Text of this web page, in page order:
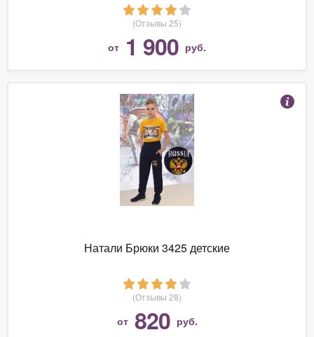
(Отзывы 25)
от 1 900 руб.
Натали Брюки 3425 детские
(Отзывы 28)
от 820 руб.